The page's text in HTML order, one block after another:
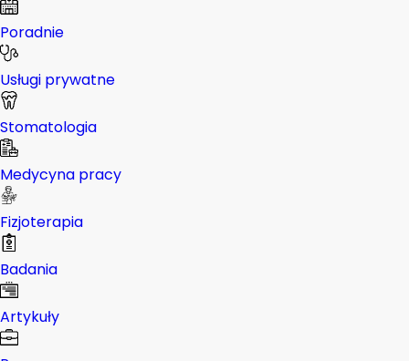
Poradnie
Usługi prywatne
Stomatologia
Medycyna pracy
Fizjoterapia
Badania
Artykuły